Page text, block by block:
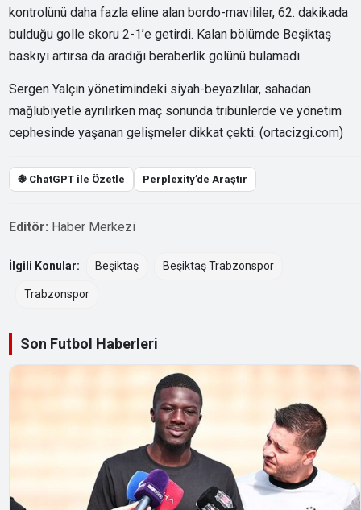
kontrolünü daha fazla eline alan bordo-mavililer, 62. dakikada
bulduğu golle skoru 2-1’e getirdi. Kalan bölümde Beşiktaş
baskıyı artırsa da aradığı beraberlik golünü bulamadı.
Sergen Yalçın yönetimindeki siyah-beyazlılar, sahadan
mağlubiyetle ayrılırken maç sonunda tribünlerde ve yönetim
cephesinde yaşanan gelişmeler dikkat çekti. (ortacizgi.com)
֎ ChatGPT ile Özetle Perplexity’de Araştır
Editör: Haber Merkezi
İlgili Konular: Beşiktaş Beşiktaş Trabzonspor
Trabzonspor
Son Futbol Haberleri